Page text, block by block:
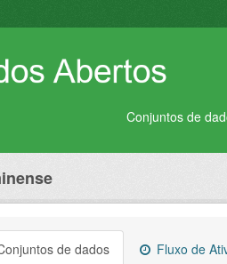
Conjuntos de
de dados Fluxo de